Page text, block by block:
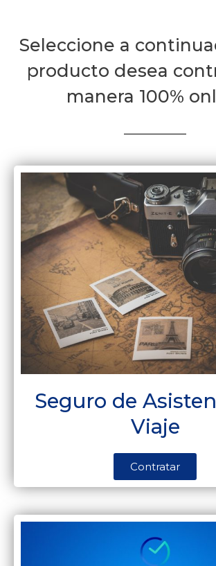
Seleccione a
producto desea
manera 100%
Seguro de
Viaje
Contratar